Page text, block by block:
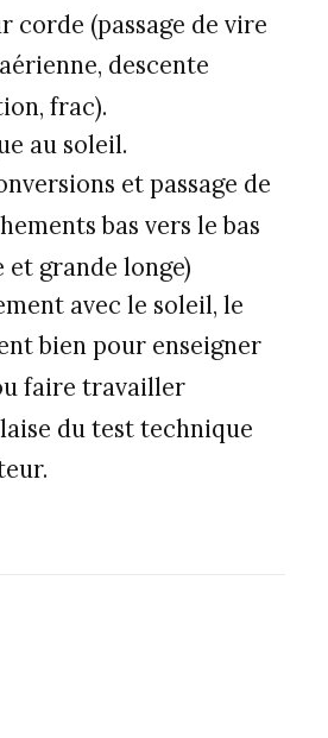
corde (passage de vire
descente
frac).
au soleil.
et passage de
bas vers le bas
et grande longe)
avec le soleil, le
bien pour enseigner
faire travailler
du test technique